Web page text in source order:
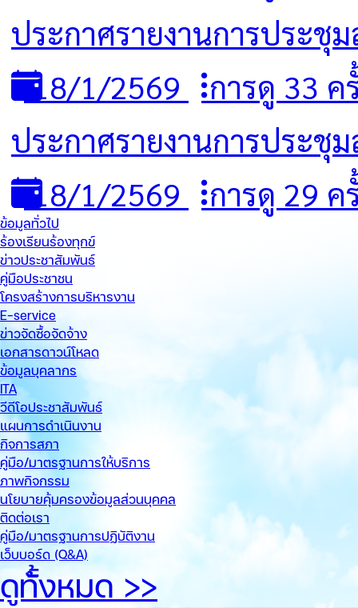
ประกาศรายงานการประ
18/1/2569 การดู 33 ค
ประกาศรายงานการประ
18/1/2569 การดู 29 ค
ข้อมูลทั่วไป
ร้องเรียนร้องทุกข์
ข่าวประชาสัมพันธ์
คู่มือประชาชน
โครงสร้างการบริหารงาน
E-service
ข่าวจัดซื้อจัดจ้าง
เอกสารดาวน์โหลด
ข้อมูลบุคลากร
ITA
วีดีโอประชาสัมพันธ์
แผนการดำเนินงาน
กิจการสภา
คู่มือ/มาตรฐานการให้บริการ
ภาพกิจกรรม
นโยบายคุ้มครองข้อมูลส่วนบุคคล
ติดต่อเรา
คู่มือ/มาตรฐานการปฏิบัติงาน
เว็บบอร์ด (Q&A)
ดูทั้้งหมด >>